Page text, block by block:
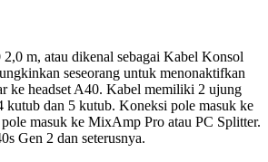
m, atau dikenal sebagai Kabel Konsol
seseorang untuk menonaktifkan
ke headset A40. Kabel memiliki 2 ujung
kutub dan 5 kutub. Koneksi pole masuk ke
masuk ke MixAmp Pro atau PC Splitter.
Gen 2 dan seterusnya.